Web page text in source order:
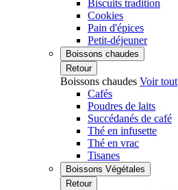
Biscuits tradition
Cookies
Pain d'épices
Petit-déjeuner
Boissons chaudes
Retour
Boissons chaudes Voir tout
Cafés
Poudres de laits
Succédanés de café
Thé en infusette
Thé en vrac
Tisanes
Boissons Végétales
Retour